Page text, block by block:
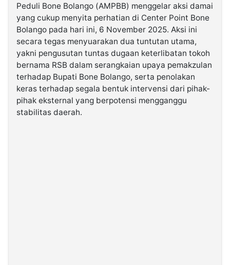
Kabarbaru.co
2026
Kabarbaru
Media
Holding
Peduli Bone Bolango (AMPBB) menggelar aksi damai
yang cukup menyita perhatian di Center Point Bone
Bolango pada hari ini, 6 November 2025. Aksi ini
secara tegas menyuarakan dua tuntutan utama,
yakni pengusutan tuntas dugaan keterlibatan tokoh
bernama RSB dalam serangkaian upaya pemakzulan
terhadap Bupati Bone Bolango, serta penolakan
keras terhadap segala bentuk intervensi dari pihak-
pihak eksternal yang berpotensi mengganggu
stabilitas daerah.